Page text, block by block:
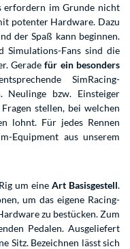
erfordern im Grunde nicht
potenter Hardware. Dazu
der Spaß kann beginnen.
Simulations-Fans sind die
Geradefür ein besonders
SimRacing-
Neulinge bzw. Einsteiger
stellen, bei welchen
lohnt. Für jedes Rennen
Equipment aus unserem
um eine Art Basisgestell.
um das eigene Racing-
zu bestücken. Zum
Pedalen. Ausgeliefert
Sitz. Bezeichnen lässt sich